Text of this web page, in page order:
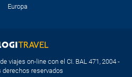
Europa
viajes on-line con el CI. BAL 471, 2004 -
derechos reservados